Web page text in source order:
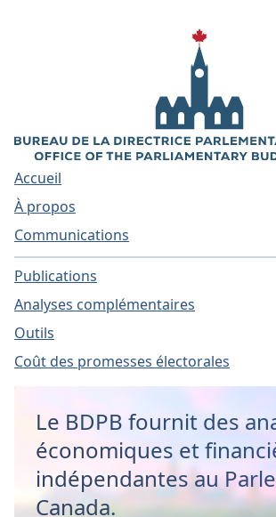
Aller au contenu principal
Accueil
À propos
Communications
Publications
Analyses complémentaires
Outils
Coût des promesses électorales
Accueil -
Le BDPB fournit des
économiques et
indépendantes au
Canada.